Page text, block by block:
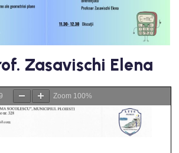
Zasavischi Elena
Zoom 100%